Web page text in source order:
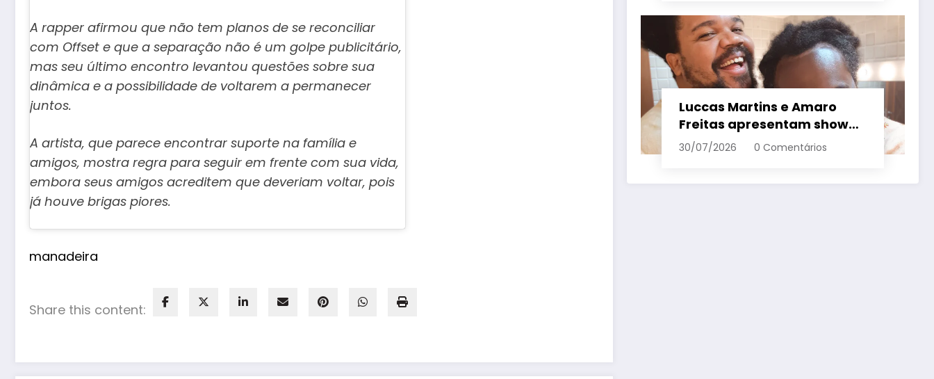
A rapper afirmou que não tem planos de se reconciliar
com Offset e que a separação não é um golpe publicitário,
mas seu último encontro levantou questões sobre sua
dinâmica e a possibilidade de voltarem a permanecer
juntos.
A artista, que parece encontrar suporte na família e
amigos, mostra regra para seguir em frente com sua vida,
embora seus amigos acreditem que deveriam voltar, pois
já houve brigas piores.
manadeira
Share this content:
Luccas Martins e Amaro
Freitas apresentam show
inédito e gratuito em
30/07/2026 0 Comentários